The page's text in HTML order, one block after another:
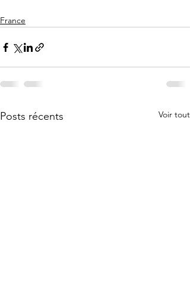
France
Posts récents Voir tout